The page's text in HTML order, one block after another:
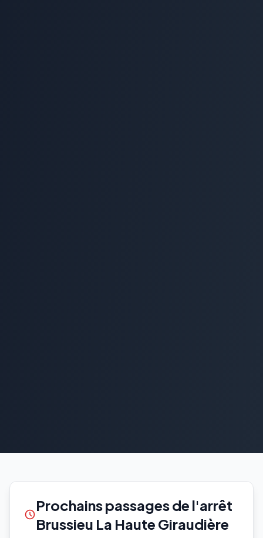
Prochains passages de l'arrêt
Brussieu La Haute Giraudière